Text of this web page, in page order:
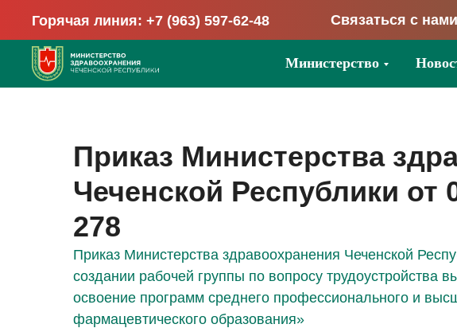
Горячая линия: +7 (963) 597-62-48 Связаться с
Министерство
Приказ Министерства
Чеченской Республики от
278
Приказ Министерства здравоохранения Чеченской
создании рабочей группы по вопросу трудоустройства
освоение программ среднего профессионального и
фармацевтического образования»